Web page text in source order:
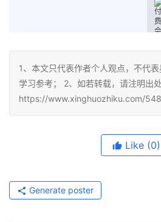
1、本文只代表作者个人观点，不代
学习参考； 2、如若转载，请注明出处
https://www.xinghuozhiku.com/
Like (0)
Generate poster